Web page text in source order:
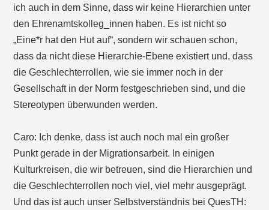
ich auch in dem Sinne, dass wir keine Hierarchien unter
den Ehrenamtskolleg_innen haben. Es ist nicht so
„Eine*r hat den Hut auf“, sondern wir schauen schon,
dass da nicht diese Hierarchie-Ebene existiert und, dass
die Geschlechterrollen, wie sie immer noch in der
Gesellschaft in der Norm festgeschrieben sind, und die
Stereotypen überwunden werden.
Caro: Ich denke, dass ist auch noch mal ein großer
Punkt gerade in der Migrationsarbeit. In einigen
Kulturkreisen, die wir betreuen, sind die Hierarchien und
die Geschlechterrollen noch viel, viel mehr ausgeprägt.
Und das ist auch unser Selbstverständnis bei QuesTH: